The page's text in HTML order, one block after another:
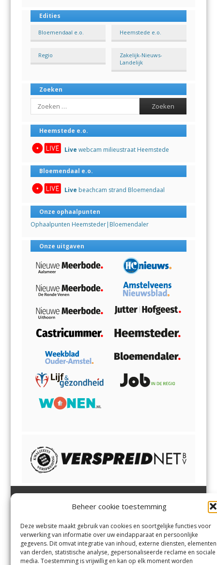
Beheer cookie toestemming
Deze website maakt gebruik van cookies en soortgelijke functies voor
verwerking van informatie over uw eindapparaat en persoonlijke
gegevens. Dit omvat integratie van inhoud, externe diensten, elementen
van derden, statistische analyse, gepersonaliseerde reclame en sociale
media. Toestemming is vrijwillig en kan op elk moment worden
Edities
Bloemendaal e.o. Heemstede e.o.
Regio
Zakelijk-Nieuws-
Landelijk
Zoeken
Heemstede e.o.
Live webcam milieustraat Heemstede
Bloemendaal e.o.
Live beachcam strand Bloemendaal
Onze ophaalpunten
Ophaalpunten Heemsteder|Bloemendaler
Onze uitgaven
Margadantstraat 34
1976 DN IJmuiden
023-8200170
info@heemsteder.nl
info@bloemendaler.nl
Bennebroek,Vogelenzang,
OverveenenAerdenhout